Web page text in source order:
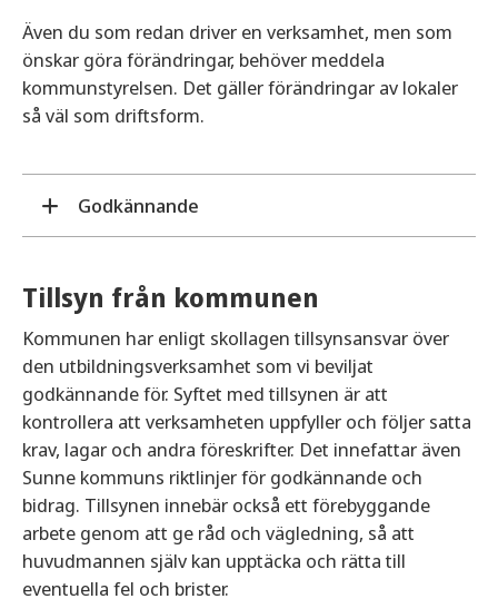
ideell organisation med exempelvis facklig,
politisk, religiös, idrottslig eller kulturell
verksamhet.
Andra organisationsformer
enskild firma, handelsbolag eller aktiebolag.
Även du som redan driver en verksamhet, men som
önskar göra förändringar, behöver meddela
kommunstyrelsen. Det gäller förändringar av lokaler
så väl som driftsform.
Godkännande
komplett ansökan med samtliga bilagor (alltså när
och eventuellt kompletterande uppgifter
hanterats. Det är kommunstyrelsen som
godkänner ansökan.
Tillsyn från kommunen
Kommunen har enligt skollagen tillsynsansvar över
den utbildningsverksamhet som vi beviljat
godkännande för. Syftet med tillsynen är att
kontrollera att verksamheten uppfyller och följer satta
krav, lagar och andra föreskrifter. Det innefattar även
Sunne kommuns riktlinjer för godkännande och
bidrag. Tillsynen innebär också ett förebyggande
arbete genom att ge råd och vägledning, så att
huvudmannen själv kan upptäcka och rätta till
eventuella fel och brister.